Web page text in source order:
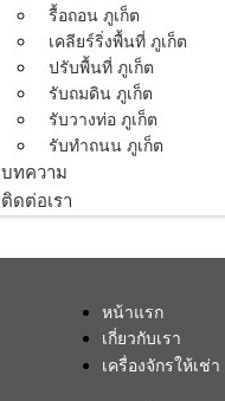
รื้อถอน ภูเก็ต
เคลียร์ริ่งพื้นที่ ภูเก็ต
ปรับพื้นที่ ภูเก็ต
รับถมดิน ภูเก็ต
รับวางท่อ ภูเก็ต
รับทำถนน ภูเก็ต
บทความ
ติดต่อเรา
หน้าแรก
เกี่ยวกับเรา
เครื่องจักรให้เช่า